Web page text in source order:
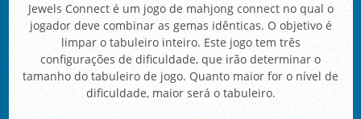
Jewels Connect é um jogo de mahjong connect no qual o
jogador deve combinar as gemas idênticas. O objetivo é
limpar o tabuleiro inteiro. Este jogo tem três
configurações de dificuldade, que irão determinar o
tamanho do tabuleiro de jogo. Quanto maior for o nível de
dificuldade, maior será o tabuleiro.